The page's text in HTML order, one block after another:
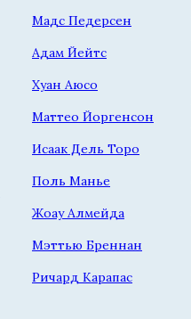
Мадс Педерсен
Адам Йейтс
Хуан Аюсо
Маттео Йоргенсон
Исаак Дель Торо
Поль Манье
Жоау Алмейда
Мэттью Бреннан
Ричард Карапас